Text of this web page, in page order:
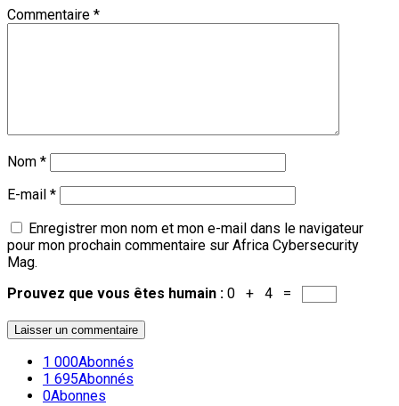
Commentaire *
Nom *
E-mail *
Enregistrer mon nom et mon e-mail dans le navigateur
pour mon prochain commentaire sur Africa Cybersecurity
Mag.
Prouvez que vous êtes humain : 0 + 4 =
1 000Abonnés
1 695Abonnés
0Abonnes